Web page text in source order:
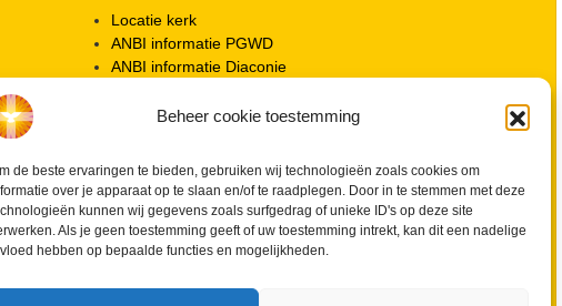
Beheer cookie toestemming
de beste ervaringen te bieden, gebruiken wij technologieën zoals cookies om
over je apparaat op te slaan en/of te raadplegen. Door in te stemmen met deze
kunnen wij gegevens zoals surfgedrag of unieke ID's op deze site
Als je geen toestemming geeft of uw toestemming intrekt, kan dit een nadelige
hebben op bepaalde functies en mogelijkheden.
Locatie kerk
ANBI informatie PGWD
ANBI informatie Diaconie
Info Kerkelijke gebouwen / koster
Privacy
Streaming Protocol
Cookiebeleid (EU)
Zoeken